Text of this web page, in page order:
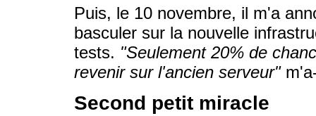
Puis, le 10 novembre, il m'a
basculer sur la nouvelle
tests. "Seulement 20% de
revenir sur l'ancien serveur"
Second petit miracle